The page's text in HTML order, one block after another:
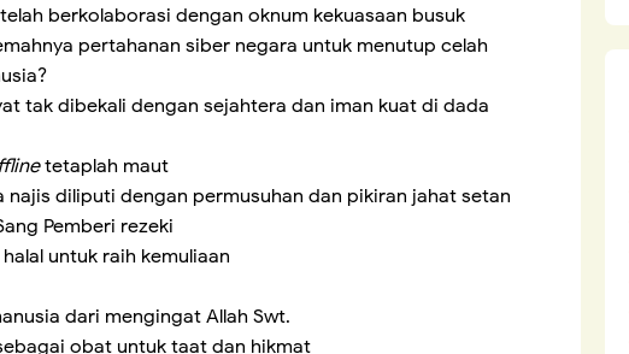
berkolaborasi dengan oknum kekuasaan busuk
pertahanan siber negara untuk menutup celah
tak dibekali dengan sejahtera dan iman kuat di dada
tetaplah maut
najis diliputi dengan permusuhan dan pikiran jahat setan
Pemberi rezeki
untuk raih kemuliaan
dari mengingat Allah Swt.
obat untuk taat dan hikmat